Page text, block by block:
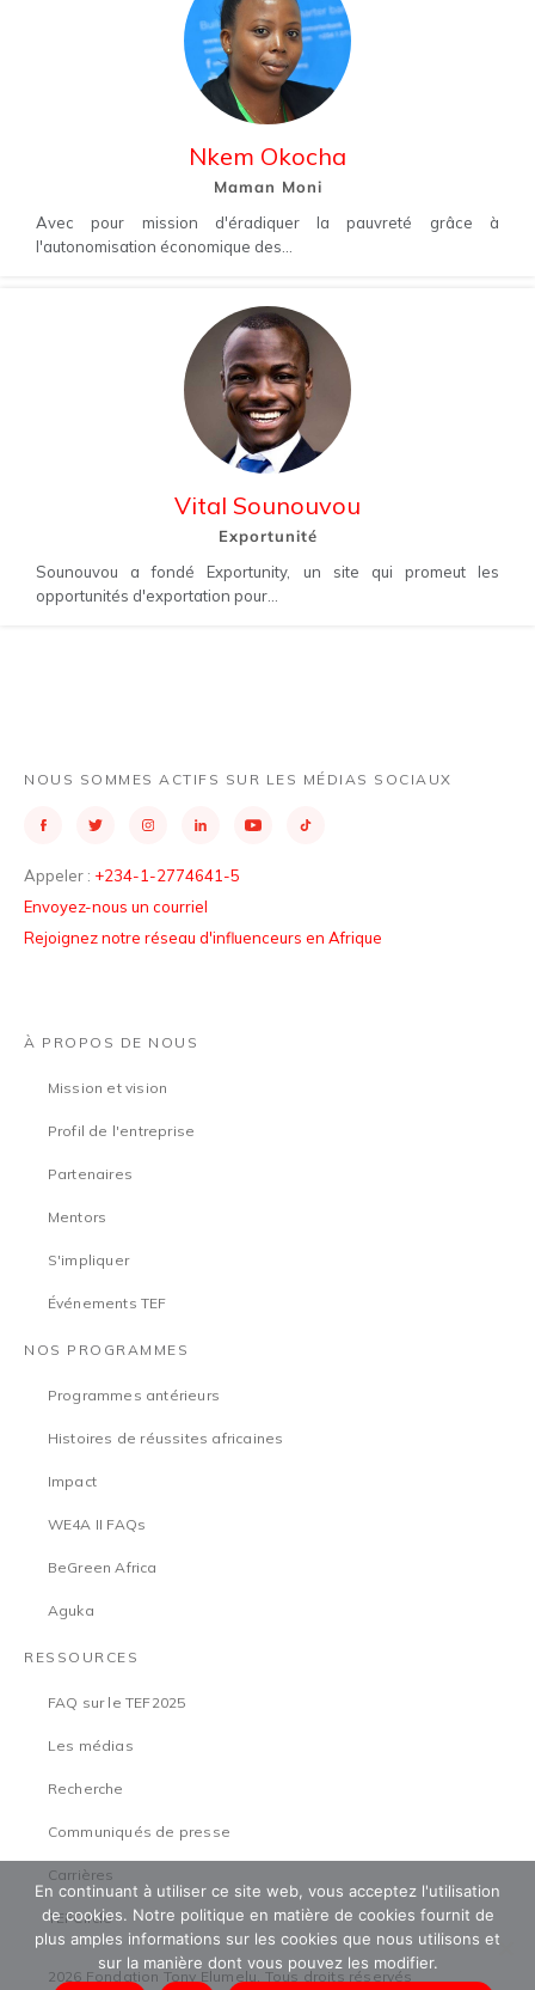
Nkem Okocha
Maman Moni
Avec pour mission d'éradiquer la pauvreté grâce à
l'autonomisation économique des...
Vital Sounouvou
Exportunité
Sounouvou a fondé Exportunity, un site qui promeut les
opportunités d'exportation pour...
NOUS SOMMES ACTIFS SUR LES MÉDIAS SOCIAUX
Appeler : +234-1-2774641-5
Envoyez-nous un courriel
Rejoignez notre réseau d'influenceurs en Afrique
À PROPOS DE NOUS
Mission et vision
Profil de l'entreprise
Partenaires
Mentors
S'impliquer
Événements TEF
NOS PROGRAMMES
Programmes antérieurs
Histoires de réussites africaines
Impact
WE4A II FAQs
BeGreen Africa
Aguka
RESSOURCES
FAQ sur le TEF2025
Les médias
Recherche
Communiqués de presse
Carrières
TEFCircle
2026 Fondation Tony Elumelu. Tous droits réservés
En continuant à utiliser ce site web, vous acceptez l'utilisation
de cookies. Notre politique en matière de cookies fournit de
plus amples informations sur les cookies que nous utilisons et
sur la manière dont vous pouvez les modifier.